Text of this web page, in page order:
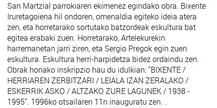
San Martzial parrokiaren ekimenez egindako obra. Bixente
Iruretagoiena hil ondoren, omenaldia egiteko ideia atera
zen, eta horretarako sortutako batzordeak eskultura bat
egitea erabaki zuen. Horretarako, Artelekurekin
harremanetan jarri ziren, eta Sergio Pregok egin zuen
eskultura. Eskultura herri-harpidetza bidez ordaindu zen.
Obrak honako inskripzio hau du idulkian: "BIXENTE /
HERRIAREN ZERBITZARI / LEIALA IZAN ZERALAKO /
ESKERRIK ASKO / ALTZAKO ZURE LAGUNEK / 1938 -
1995". 1996ko otsailaren 11n inauguratu zen. .